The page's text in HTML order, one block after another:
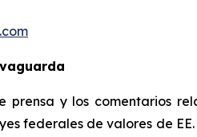
prensa y los comentarios
federales de valores de